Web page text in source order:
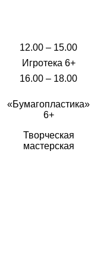
12.00 – 15.00
Игротека 6+
16.00 – 18.00
«Бумагопластика»
6+
Творческая
мастерская